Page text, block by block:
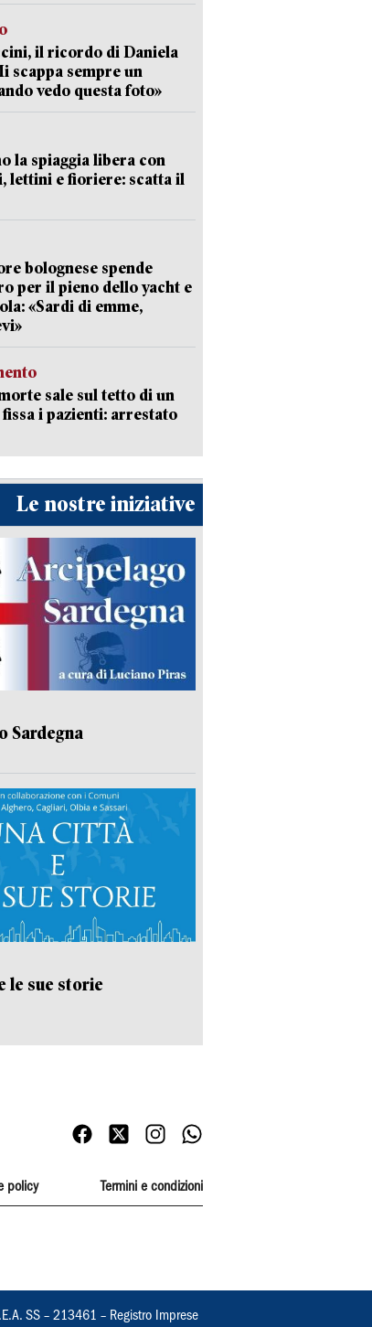
il ricordo di Daniela
scappa sempre un
vedo questa foto»
la spiaggia libera con
lettini e fioriere: scatta il
bolognese spende
per il pieno dello yacht e
«Sardi di emme,
sale sul tetto di un
fissa i pazienti: arrestato
Le nostre iniziative
Sardegna
le sue storie
policy Termini e condizioni
SS – 213461 – Registro Imprese